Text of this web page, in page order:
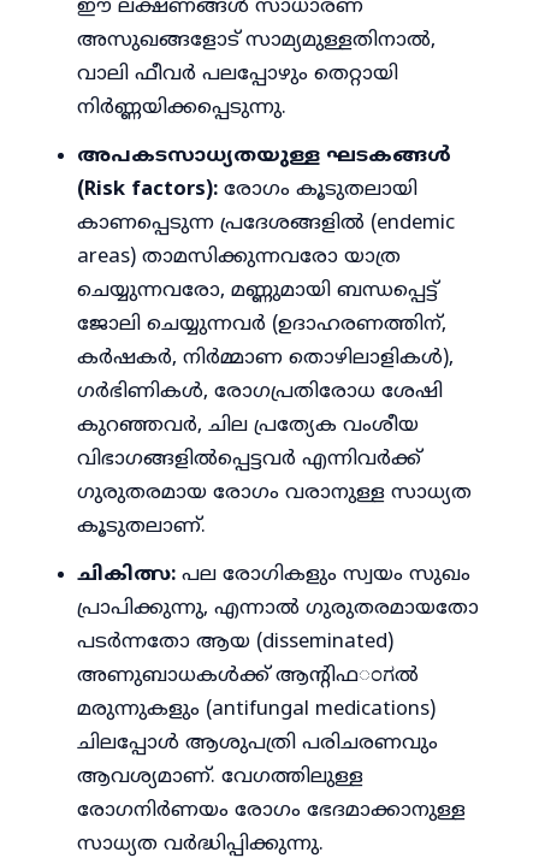
ഈ ലക്ഷണങ്ങൾ സാധാരണ
അസുഖങ്ങളോട് സാമ്യമുള്ളതിനാൽ,
വാലി ഫീവർ പലപ്പോഴും തെറ്റായി
നിർണ്ണയിക്കപ്പെടുന്നു.
അപകടസാധ്യതയുള്ള ഘടകങ്ങൾ
(Risk factors): രോഗം കൂടുതലായി
കാണപ്പെടുന്ന പ്രദേശങ്ങളിൽ (endemic
areas) താമസിക്കുന്നവരോ യാത്ര
ചെയ്യുന്നവരോ, മണ്ണുമായി ബന്ധപ്പെട്ട്
ജോലി ചെയ്യുന്നവർ (ഉദാഹരണത്തിന്,
കർഷകർ, നിർമ്മാണ തൊഴിലാളികൾ),
ഗർഭിണികൾ, രോഗപ്രതിരോധ ശേഷി
കുറഞ്ഞവർ, ചില പ്രത്യേക വംശീയ
വിഭാഗങ്ങളിൽപ്പെട്ടവർ എന്നിവർക്ക്
ഗുരുതരമായ രോഗം വരാനുള്ള സാധ്യത
കൂടുതലാണ്.
ചികിത്സ: പല രോഗികളും സ്വയം സുഖം
പ്രാപിക്കുന്നു, എന്നാൽ ഗുരുതരമായതോ
പടർന്നതോ ആയ (disseminated)
അണുബാധകൾക്ക് ആൻ്റിഫಂಗൽ
മരുന്നുകളും (antifungal medications)
ചിലപ്പോൾ ആശുപത്രി പരിചരണവും
ആവശ്യമാണ്. വേഗത്തിലുള്ള
രോഗനിർണയം രോഗം ഭേദമാക്കാനുള്ള
സാധ്യത വർദ്ധിപ്പിക്കുന്നു.